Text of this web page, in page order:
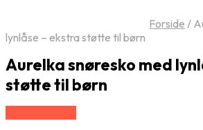
Forside /
lynlåse – ekstra støtte til børn
Aurelka snøresko med
støtte til børn